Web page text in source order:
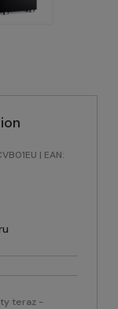
| EAN:
teraz -